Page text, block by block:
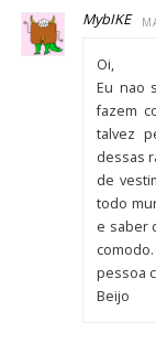
MybIKE
Oi,
Eu nao
fazem
talvez
dessas
de
todo
e saber
pessoa
Beijo